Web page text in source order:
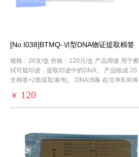
[No.I038]BTMQ-Ⅵ型DNA物证提取棉签
规格：20支/盒 价格：120元/盒 产品用途 用于擦
拭可疑印迹，提取印迹中的DNA。 产品组成 20
支棉签+2瓶提取液/包。 DNA消毒 在洁净车间将
先
￥ 120